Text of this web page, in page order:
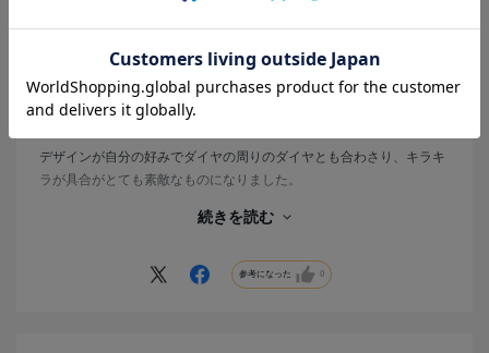
デザインが自分の好みでダイヤの周りのダイヤとも合わさり、キラキ
ラが具合がとても素敵なものになりました。
があり、イエベな私には指輪をゴールドにした事で指馴染みもとても
キラキラが好きな人にはおすすめです。
続きを読む
参考になった 0